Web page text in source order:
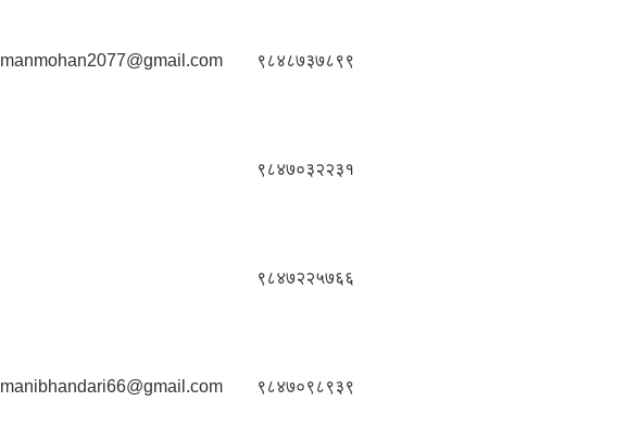
manmohan2077@gmail.com ९८४८७३७८९९
९८४७०३२२३१
९८४७२२५७६६
manibhandari66@gmail.com ९८४७०९८९३९